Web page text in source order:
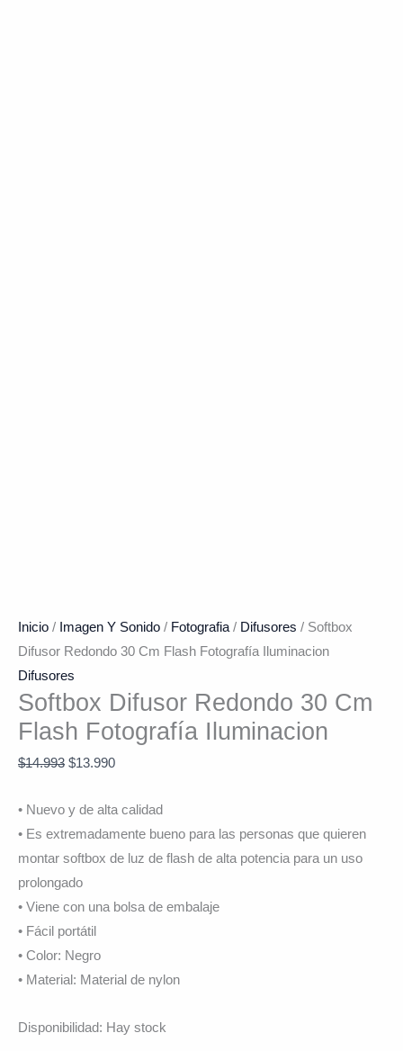
Inicio / Imagen Y Sonido / Fotografia/ Difusores / Softbox
Difusor Redondo 30 Cm Flash Fotografía Iluminacion
Difusores
Softbox Difusor Redondo 30 Cm
Flash Fotografía Iluminacion
$14.993 $13.990
• Nuevo y de alta calidad
• Es extremadamente bueno para las personas que quieren
montar softbox de luz de flash de alta potencia para un uso
prolongado
• Viene con una bolsa de embalaje
• Fácil portátil
• Color: Negro
• Material: Material de nylon
Disponibilidad: Hay stock